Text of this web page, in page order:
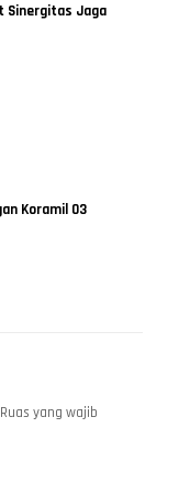
Sinergitas Jaga
Koramil 03
Ruas yang wajib